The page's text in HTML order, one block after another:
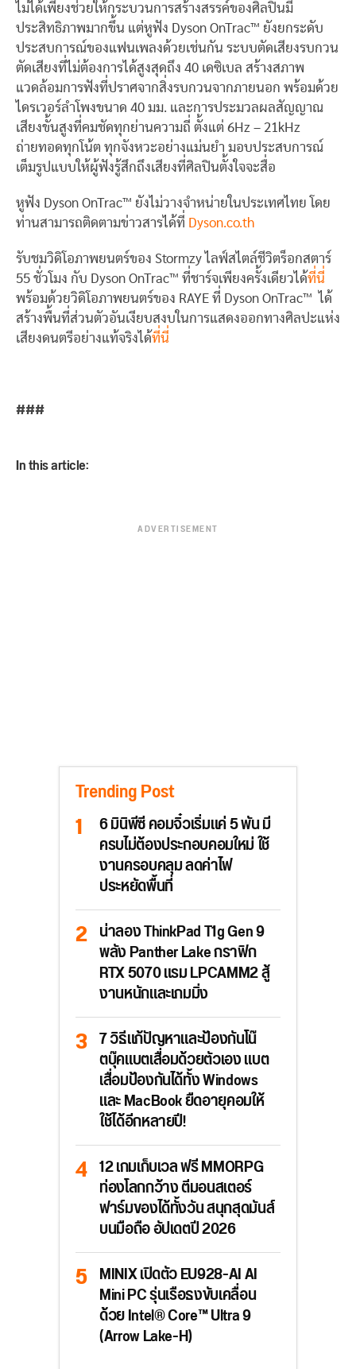
ไม่ได้เพียงช่วยให้กระบวนการสร้างสรรค์ของศิลปินมี
ประสิทธิภาพมากขึ้น แต่หูฟัง Dyson OnTrac™ ยังยกระดับ
ประสบการณ์ของแฟนเพลงด้วยเช่นกัน ระบบตัดเสียงรบกวน
ตัดเสียงที่ไม่ต้องการได้สูงสุดถึง 40 เดซิเบล สร้างสภาพ
แวดล้อมการฟังที่ปราศจากสิ่งรบกวนจากภายนอก พร้อมด้วย
ไดรเวอร์ลำโพงขนาด 40 มม. และการประมวลผลสัญญาณ
เสียงขั้นสูงที่คมชัดทุกย่านความถี่ ตั้งแต่ 6Hz – 21kHz
ถ่ายทอดทุกโน้ต ทุกจังหวะอย่างแม่นยำ มอบประสบการณ์
เต็มรูปแบบให้ผู้ฟังรู้สึกถึงเสียงที่ศิลปินตั้งใจจะสื่อ
หูฟัง Dyson OnTrac™ ยังไม่วางจำหน่ายในประเทศไทย โดย
ท่านสามารถติดตามข่าวสารได้ที่ Dyson.co.th
รับชมวิดิโอภาพยนตร์ของ Stormzy ไลฟ์สไตล์ชีวิตร็อกสตาร์
55 ชั่วโมง กับ Dyson OnTrac™ ที่ชาร์จเพียงครั้งเดียวได้ที่นี่
พร้อมด้วยวิดิโอภาพยนตร์ของ RAYE ที่ Dyson OnTrac™ ได้
สร้างพื้นที่ส่วนตัวอันเงียบสงบในการแสดงออกทางศิลปะแห่ง
เสียงดนตรีอย่างแท้จริงได้ที่นี่
###
In this article:
ADVERTISEMENT
Trending Post
6 มินิพีซี คอมจิ๋วเริ่มแค่ 5 พัน มี
ครบไม่ต้องประกอบคอมใหม่ ใช้
งานครอบคลุม ลดค่าไฟ
ประหยัดพื้นที่
น่าลอง ThinkPad T1g Gen 9
พลัง Panther Lake กราฟิก
RTX 5070 แรม LPCAMM2 สู้
งานหนักและเกมมิ่ง
7 วิธีแก้ปัญหาและป้องกันโน๊
ตบุ๊คแบตเสื่อมด้วยตัวเอง แบต
เสื่อมป้องกันได้ทั้ง Windows
และ MacBook ยืดอายุคอมให้
ใช้ได้อีกหลายปี!
12 เกมเก็บเวล ฟรี MMORPG
ท่องโลกกว้าง ตีมอนสเตอร์
ฟาร์มของได้ทั้งวัน สนุกสุดมันส์
บนมือถือ อัปเดตปี 2026
MINIX เปิดตัว EU928-AI AI
Mini PC รุ่นเรือธงขับเคลื่อน
ด้วย Intel® Core™ Ultra 9
(Arrow Lake-H)